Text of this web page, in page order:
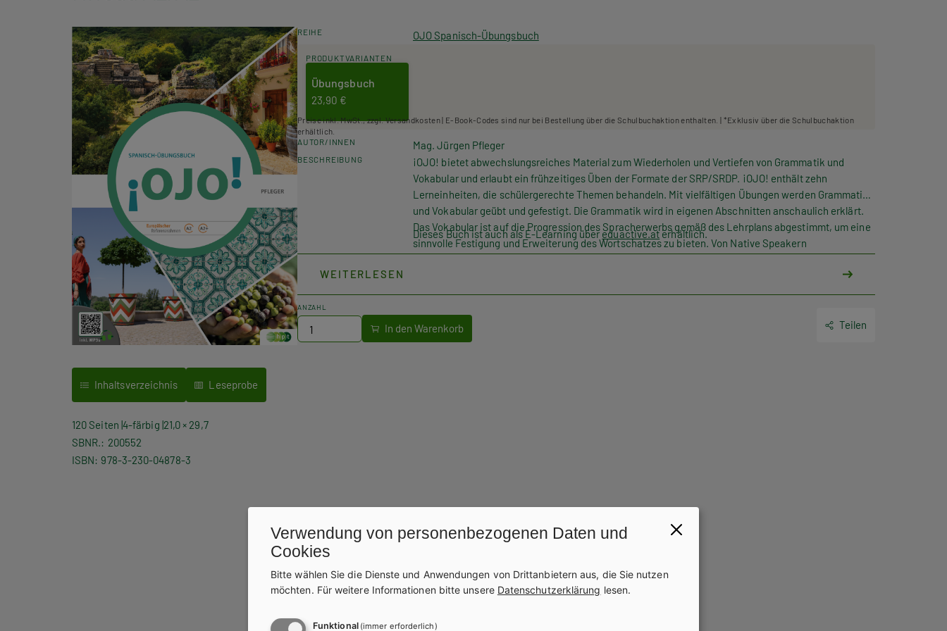
Inhaltsverzeichnis Leseprobe
120 Seiten 4-färbig 21,0 × 29,7
SBNR.
200552
ISBN
978-3-230-04878-3
REIHE OJO Spanisch-Übungsbuch
PRODUKTVARIANTEN
Übungsbuch
23,90 €
Preise inkl. MwSt., zzgl. Versandkosten | E-Book-Codes sind nur bei Bestellung über die Schulbuchaktion enthalten. | *Exklusiv über die Schulbuchaktion
erhältlich.
AUTOR/INNEN
Mag. Jürgen Pfleger
BESCHREIBUNG
¡OJO! bietet abwechslungsreiches Material zum Wiederholen und Vertiefen von Grammatik und
Vokabular und erlaubt ein frühzeitiges Üben der Formate der SRP/SRDP. ¡OJO! enthält zehn
Lerneinheiten, die schülergerechte Themen behandeln. Mit vielfältigen Übungen werden Grammatik
und Vokabular geübt und gefestigt. Die Grammatik wird in eigenen Abschnitten anschaulich erklärt.
Das Vokabular ist auf die Progression des Spracherwerbs gemäß des Lehrplans abgestimmt, um eine
sinnvolle Festigung und Erweiterung des Wortschatzes zu bieten. Von Native Speakern
Schülerinnen und Schülern online kostenlos zur Verfügung. Am Ende jeder Einheit werden in einem
repaso die Kompetenzen der SRP/SRDP, angepasst an das jeweilige GERS-Niveau überprüft. Alle
Vertiefen und als Ergänzung zu allen gängigen Lehrbuchreihen.
Dieses Buch ist auch als E-Learning übereduactive.aterhältlich.
WEITERLESEN
ANZAHL
Teilen
Weitere Bände dieser Schulbuchreihe
Verwendung von personenbezogenen Daten und
Cookies
Bitte wählen Sie die Dienste und Anwendungen von Drittanbietern aus, die Sie nutzen
möchten. Für weitere Informationen bitte unsere Datenschutzerklärung lesen.
Funktional (immer erforderlich)